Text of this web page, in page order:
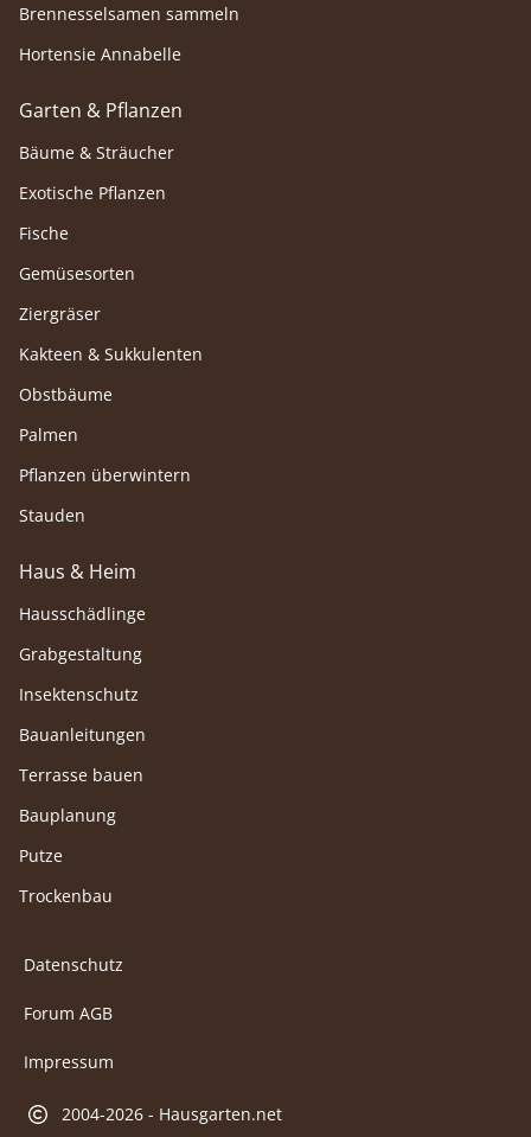
Brennesselsamen sammeln
Hortensie Annabelle
Garten & Pflanzen
Bäume & Sträucher
Exotische Pflanzen
Fische
Gemüsesorten
Ziergräser
Kakteen & Sukkulenten
Obstbäume
Palmen
Pflanzen überwintern
Stauden
Haus & Heim
Hausschädlinge
Grabgestaltung
Insektenschutz
Bauanleitungen
Terrasse bauen
Bauplanung
Putze
Trockenbau
Datenschutz
Forum AGB
Impressum
2004-2026 - Hausgarten.net